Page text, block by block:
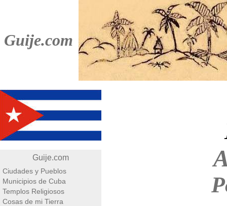
Guije.com
Guije.com
Ciudades y Pueblos
Municipios de Cuba
Templos Religiosos
Cosas de mi Tierra